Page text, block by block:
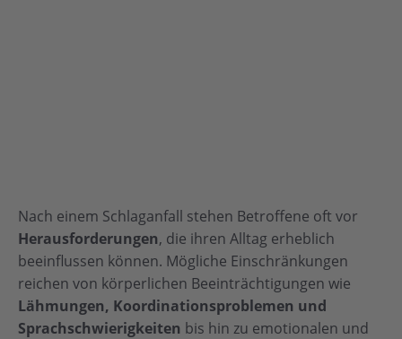
Nach einem Schlaganfall stehen Betroffene oft vor
Herausforderungen, die ihren Alltag erheblich
beeinflussen können. Mögliche Einschränkungen
reichen von körperlichen Beeinträchtigungen wie
Lähmungen, Koordinationsproblemen und
Sprachschwierigkeiten bis hin zu emotionalen und